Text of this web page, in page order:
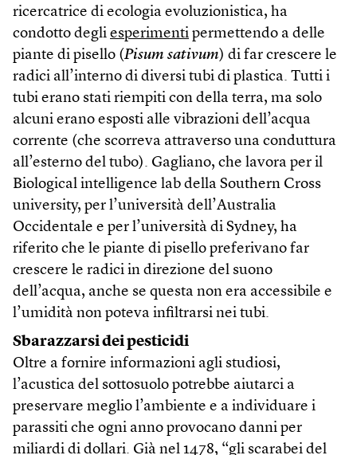
ricercatrice di ecologia evoluzionistica, ha
condotto degli esperimenti permettendo a delle
piante di pisello (Pisum sativum) di far crescere le
radici all’interno di diversi tubi di plastica. Tutti i
tubi erano stati riempiti con della terra, ma solo
alcuni erano esposti alle vibrazioni dell’acqua
corrente (che scorreva attraverso una conduttura
all’esterno del tubo). Gagliano, che lavora per il
Biological intelligence lab della Southern Cross
university, per l’università dell’Australia
Occidentale e per l’università di Sydney, ha
riferito che le piante di pisello preferivano far
crescere le radici in direzione del suono
dell’acqua, anche se questa non era accessibile e
l’umidità non poteva infiltrarsi nei tubi.
Sbarazzarsi dei pesticidi
Oltre a fornire informazioni agli studiosi,
l’acustica del sottosuolo potrebbe aiutarci a
preservare meglio l’ambiente e a individuare i
parassiti che ogni anno provocano danni per
miliardi di dollari. Già nel 1478, “gli scarabei del